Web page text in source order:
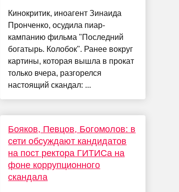
Кинокритик, иноагент Зинаида
Пронченко, осудила пиар-
кампанию фильма "Последний
богатырь. Колобок". Ранее вокруг
картины, которая вышла в прокат
только вчера, разгорелся
настоящий скандал: ...
Бояков, Певцов, Богомолов: в
сети обсуждают кандидатов
на пост ректора ГИТИСа на
фоне коррупционного
скандала